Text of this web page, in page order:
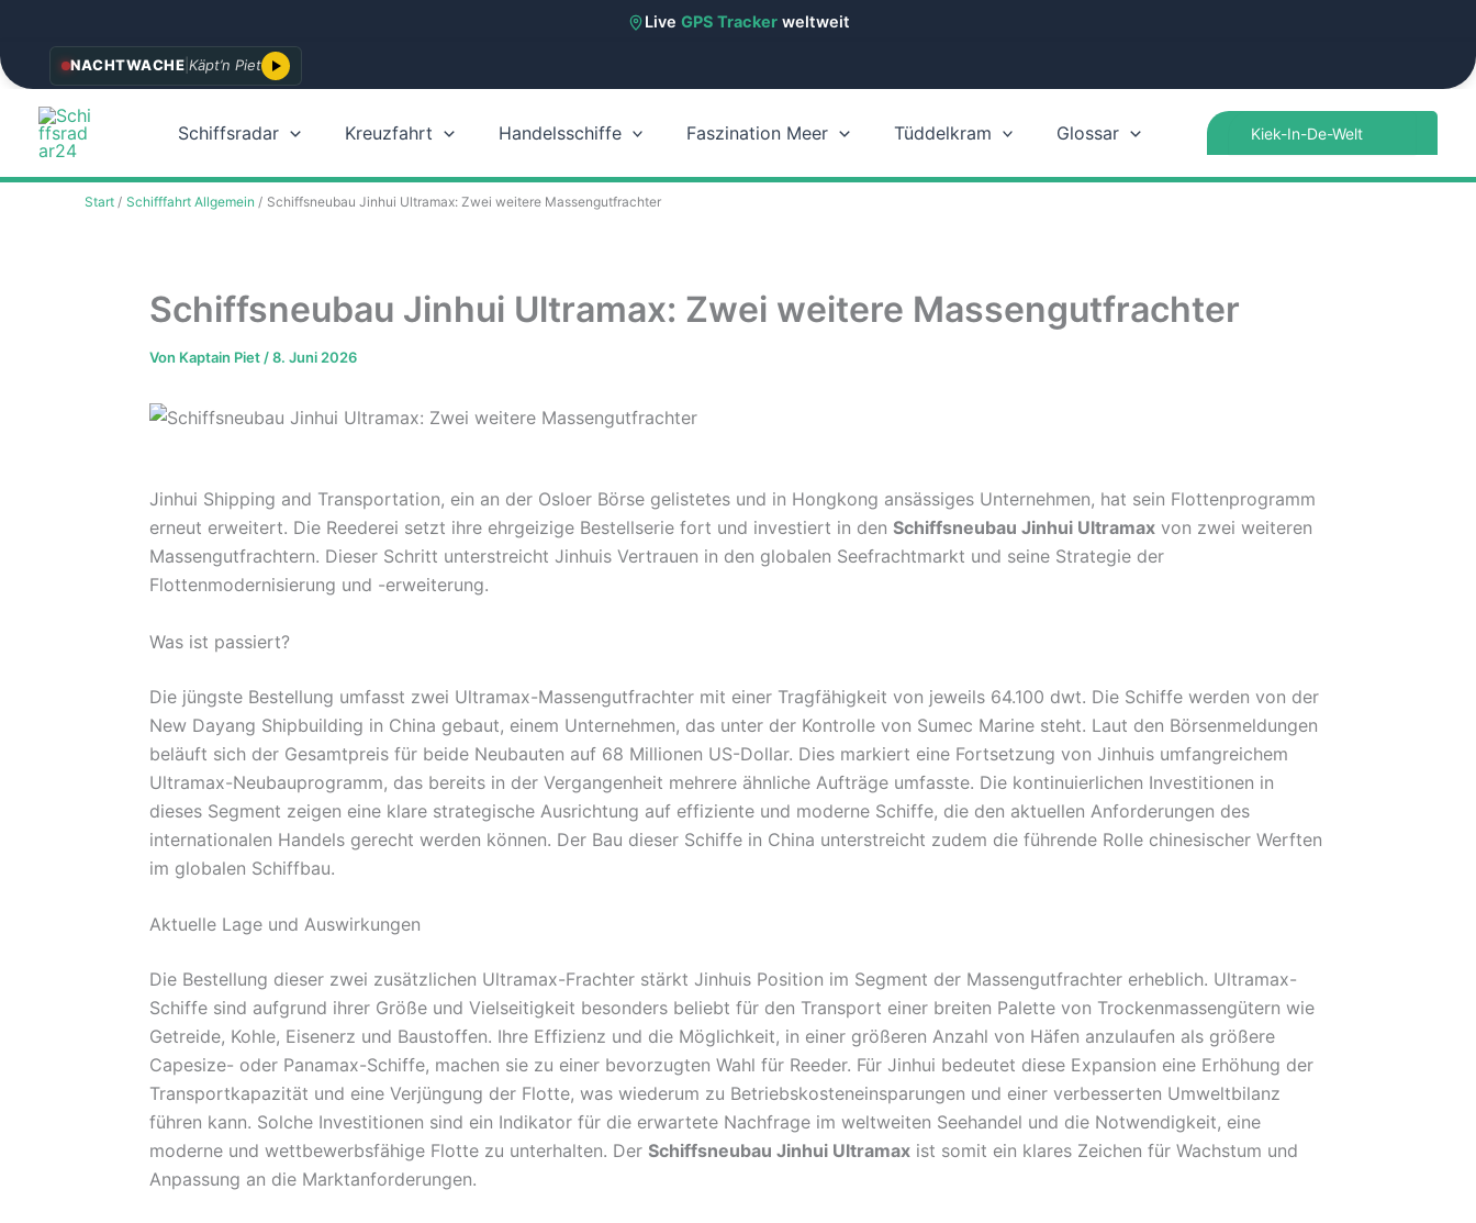
Live GPS Trackerweltweit
Zum
Inhalt
springen
NACHTWACHE Käpt’n Piet
Schiffsradar Kreuzfahrt Handelsschiffe Faszination Meer Tüddelkram Glossar
Start Schifffahrt Allgemein Schiffsneubau Jinhui Ultramax: Zwei weitere Massengutfrachter
Schiffsneubau Jinhui Ultramax: Zwei weitere Massengutfrachter
Von Kaptain Piet /8. Juni 2026
Jinhui Shipping and Transportation, ein an der Osloer Börse gelistetes und in Hongkong ansässiges Unternehmen, hat sein Flottenprogramm
erneut erweitert. Die Reederei setzt ihre ehrgeizige Bestellserie fort und investiert in denSchiffsneubau Jinhui Ultramax von zwei weiteren
Massengutfrachtern. Dieser Schritt unterstreicht Jinhuis Vertrauen in den globalen Seefrachtmarkt und seine Strategie der
Flottenmodernisierung und -erweiterung.
Was ist passiert?
Die jüngste Bestellung umfasst zwei Ultramax-Massengutfrachter mit einer Tragfähigkeit von jeweils 64.100 dwt. Die Schiffe werden von der
New Dayang Shipbuilding in China gebaut, einem Unternehmen, das unter der Kontrolle von Sumec Marine steht. Laut den Börsenmeldungen
beläuft sich der Gesamtpreis für beide Neubauten auf 68 Millionen US-Dollar. Dies markiert eine Fortsetzung von Jinhuis umfangreichem
Ultramax-Neubauprogramm, das bereits in der Vergangenheit mehrere ähnliche Aufträge umfasste. Die kontinuierlichen Investitionen in
dieses Segment zeigen eine klare strategische Ausrichtung auf effiziente und moderne Schiffe, die den aktuellen Anforderungen des
internationalen Handels gerecht werden können. Der Bau dieser Schiffe in China unterstreicht zudem die führende Rolle chinesischer Werften
im globalen Schiffbau.
Aktuelle Lage und Auswirkungen
Die Bestellung dieser zwei zusätzlichen Ultramax-Frachter stärkt Jinhuis Position im Segment der Massengutfrachter erheblich. Ultramax-
Schiffe sind aufgrund ihrer Größe und Vielseitigkeit besonders beliebt für den Transport einer breiten Palette von Trockenmassengütern wie
Getreide, Kohle, Eisenerz und Baustoffen. Ihre Effizienz und die Möglichkeit, in einer größeren Anzahl von Häfen anzulaufen als größere
Capesize- oder Panamax-Schiffe, machen sie zu einer bevorzugten Wahl für Reeder. Für Jinhui bedeutet diese Expansion eine Erhöhung der
Transportkapazität und eine Verjüngung der Flotte, was wiederum zu Betriebskosteneinsparungen und einer verbesserten Umweltbilanz
führen kann. Solche Investitionen sind ein Indikator für die erwartete Nachfrage im weltweiten Seehandel und die Notwendigkeit, eine
moderne und wettbewerbsfähige Flotte zu unterhalten. DerSchiffsneubau Jinhui Ultramax ist somit ein klares Zeichen für Wachstum und
Anpassung an die Marktanforderungen.